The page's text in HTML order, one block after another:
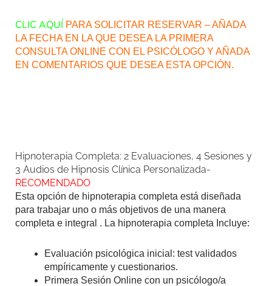
CLIC AQUÍ PARA SOLICITAR RESERVAR – AÑADA
LA FECHA EN LA QUE DESEA LA PRIMERA
CONSULTA ONLINE CON EL PSICÓLOGO Y AÑADA
EN COMENTARIOS QUE DESEA ESTA OPCIÓN.
Hipnoterapia Completa: 2 Evaluaciones, 4 Sesiones y
3 Audios de Hipnosis Clínica Personalizada-
RECOMENDADO
Esta opción de hipnoterapia completa está diseñada
para trabajar uno o más objetivos de una manera
completa e integral . La hipnoterapia completa Incluye:
Evaluación psicológica inicial: test validados
empíricamente y cuestionarios.
Primera Sesión Online con un psicólogo/a